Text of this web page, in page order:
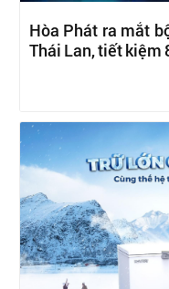
Hòa Phát ra mắt
Thái Lan, tiết kiệm